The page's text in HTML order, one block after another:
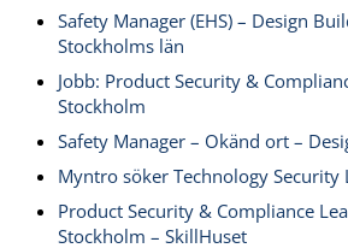
Safety Manager (EHS) – Design
Stockholms län
Jobb: Product Security &
Stockholm
Safety Manager – Okänd ort –
Myntro söker Technology Security
Product Security & Compliance
Stockholm – SkillHuset